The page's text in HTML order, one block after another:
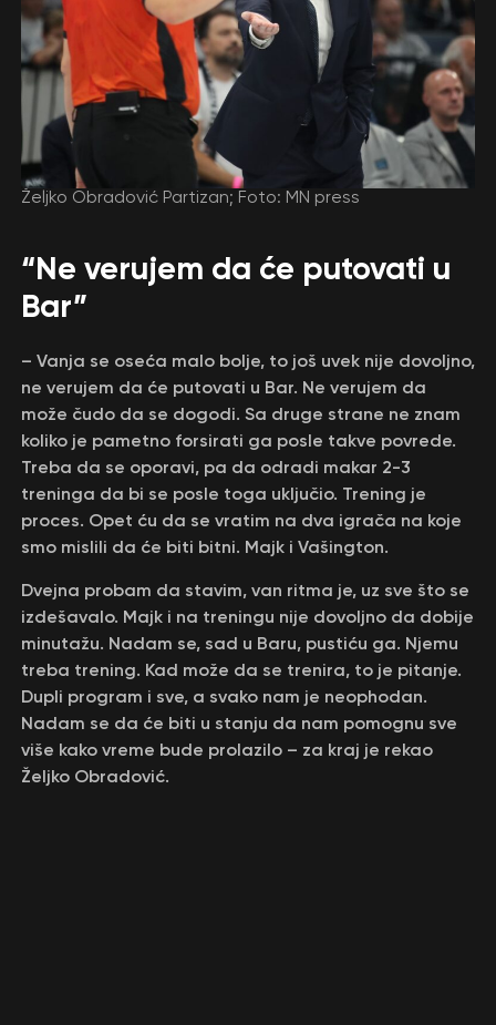
Željko Obradović Partizan; Foto: MN press
“Ne verujem da će putovati u
Bar”
– Vanja se oseća malo bolje, to još uvek nije dovoljno,
ne verujem da će putovati u Bar. Ne verujem da
može čudo da se dogodi. Sa druge strane ne znam
koliko je pametno forsirati ga posle takve povrede.
Treba da se oporavi, pa da odradi makar 2-3
treninga da bi se posle toga uključio. Trening je
proces. Opet ću da se vratim na dva igrača na koje
smo mislili da će biti bitni. Majk i Vašington.
Dvejna probam da stavim, van ritma je, uz sve što se
izdešavalo. Majk i na treningu nije dovoljno da dobije
minutažu. Nadam se, sad u Baru, pustiću ga. Njemu
treba trening. Kad može da se trenira, to je pitanje.
Dupli program i sve, a svako nam je neophodan.
Nadam se da će biti u stanju da nam pomognu sve
više kako vreme bude prolazilo – za kraj je rekao
Željko Obradović.